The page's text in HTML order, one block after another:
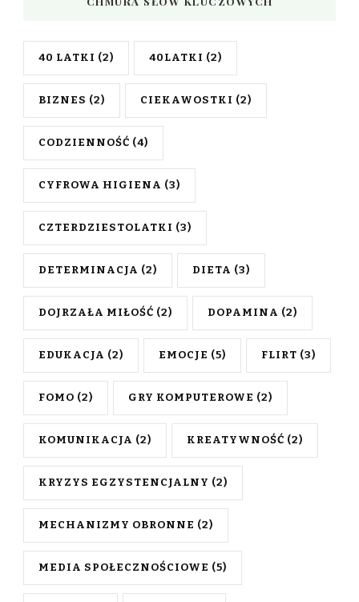
40 LATKI (2) 40LATKI (2)
BIZNES (2) CIEKAWOSTKI (2)
CODZIENNOŚĆ (4)
CYFROWA HIGIENA (3)
CZTERDZIESTOLATKI (3)
DETERMINACJA (2) DIETA (3)
DOJRZAŁA MIŁOŚĆ (2) DOPAMINA (2)
EDUKACJA (2) EMOCJE (5) FLIRT (3)
FOMO (2) GRY KOMPUTEROWE (2)
KOMUNIKACJA (2) KREATYWNOŚĆ (2)
KRYZYS EGZYSTENCJALNY (2)
MECHANIZMY OBRONNE (2)
MEDIA SPOŁECZNOŚCIOWE (5)